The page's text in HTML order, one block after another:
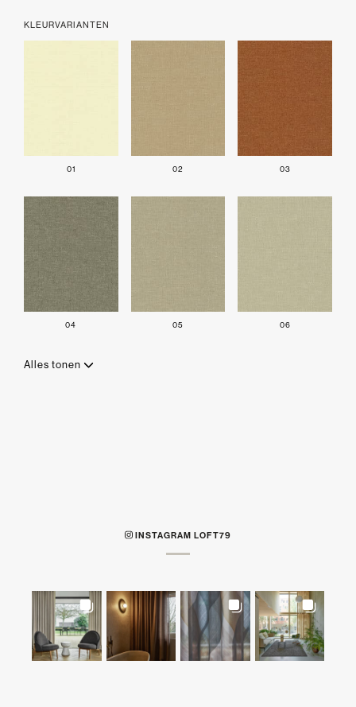
KLEURVARIANTEN
01 02 03
04 05 06
Alles tonen
INSTAGRAM LOFT79